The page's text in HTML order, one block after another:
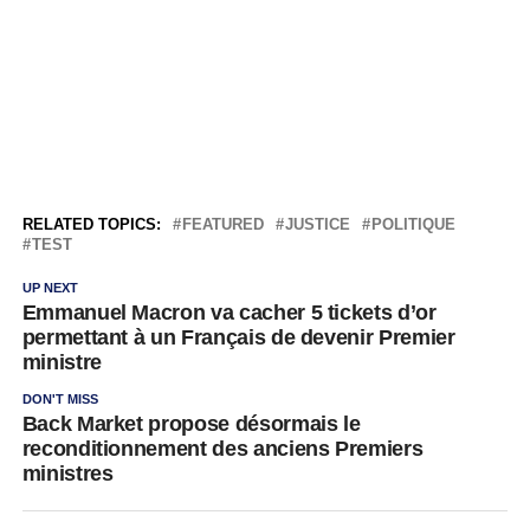
RELATED TOPICS: FEATURED JUSTICE
POLITIQUE
TEST
UP NEXT
Emmanuel Macron va cacher 5 tickets d’or
permettant à un Français de devenir Premier
ministre
DON'T MISS
Back Market propose désormais le
reconditionnement des anciens Premiers
ministres